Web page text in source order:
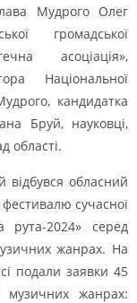
Мудрого Олег
громадської
асоціація»,
Національної
кандидатка
Бруй, науковці,
області.
обласний
фестивалю сучасної
рута-2024» серед
жанрах. На
подали заявки 45
музичних жанрах: